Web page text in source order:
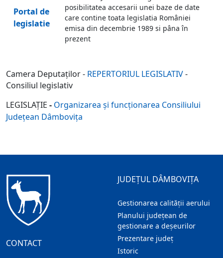
Portal de
legislatie
posibilitatea accesarii unei baze de date
care contine toata legislatia României
emisa din decembrie 1989 si pâna în
prezent
Camera Deputaţilor - REPERTORIUL LEGISLATIV-
Consiliul legislativ
LEGISLAȚIE - Organizarea și funcționarea Consiliului
Județean Dâmbovița
CONTACT
JUDEȚUL DÂMBOVIȚA
Gestionarea calității aerului
Planului județean de
gestionare a deșeurilor
Prezentare judeţ
Istoric